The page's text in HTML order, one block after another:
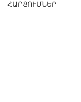
ՀԱՐՑՈՒՄՆԵՐ